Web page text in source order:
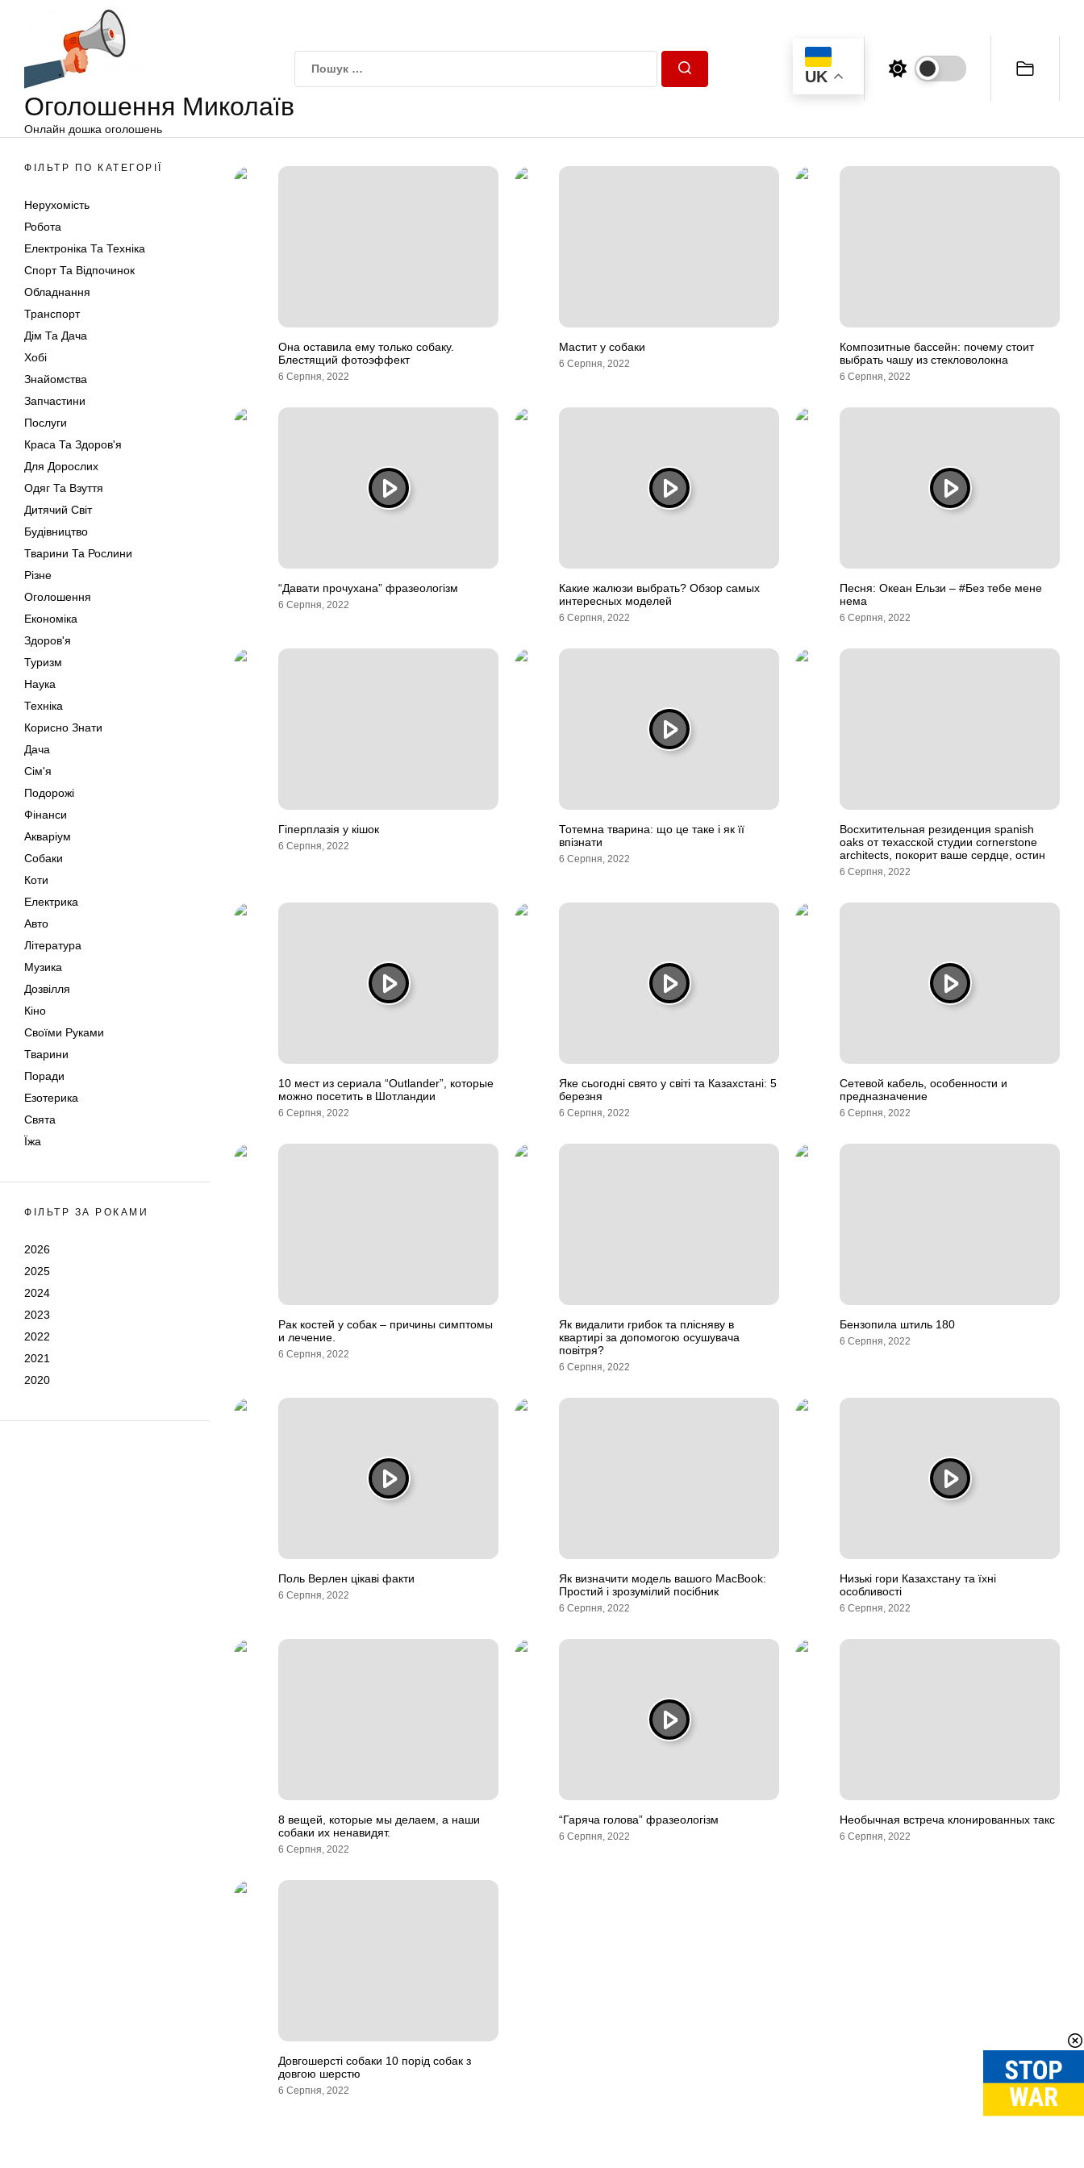
Оголошення Миколаїв
Онлайн дошка оголошень
UK
ФІЛЬТР ПО КАТЕГОРІЇ
Нерухомість
Робота
Електроніка Та Техніка
Спорт Та Відпочинок
Обладнання
Транспорт
Дім Та Дача
Хобі
Знайомства
Запчастини
Послуги
Краса Та Здоров'я
Для Дорослих
Одяг Та Взуття
Дитячий Світ
Будівництво
Тварини Та Рослини
Різне
Оголошення
Економіка
Здоров'я
Туризм
Наука
Техніка
Корисно Знати
Дача
Сім'я
Подорожі
Фінанси
Акваріум
Собаки
Коти
Електрика
Авто
Література
Музика
Дозвілля
Кіно
Своїми Руками
Тварини
Поради
Езотерика
Свята
Їжа
ФІЛЬТР ЗА РОКАМИ
2026
2025
2024
2023
2022
2021
2020
Она оставила ему только собаку.
Блестящий фотоэффект
6 Серпня, 2022
Мастит у собаки
6 Серпня, 2022
Композитные бассейн: почему стоит
выбрать чашу из стекловолокна
6 Серпня, 2022
“Давати прочухана” фразеологізм
6 Серпня, 2022
Какие жалюзи выбрать? Обзор самых
интересных моделей
6 Серпня, 2022
Песня: Океан Ельзи – #Без тебе мене
нема
6 Серпня, 2022
Гіперплазія у кішок
6 Серпня, 2022
Тотемна тварина: що це таке і як її
впізнати
6 Серпня, 2022
Восхитительная резиденция spanish
oaks от техасской студии cornerstone
architects, покорит ваше сердце, остин
6 Серпня, 2022
10 мест из сериала “Outlander”, которые
можно посетить в Шотландии
6 Серпня, 2022
Яке сьогодні свято у світі та Казахстані: 5
березня
6 Серпня, 2022
Сетевой кабель, особенности и
предназначение
6 Серпня, 2022
Рак костей у собак – причины симптомы
и лечение.
6 Серпня, 2022
Як видалити грибок та плісняву в
квартирі за допомогою осушувача
повітря?
6 Серпня, 2022
Бензопила штиль 180
6 Серпня, 2022
Поль Верлен цікаві факти
6 Серпня, 2022
Як визначити модель вашого MacBook:
Простий і зрозумілий посібник
6 Серпня, 2022
Низькі гори Казахстану та їхні
особливості
6 Серпня, 2022
8 вещей, которые мы делаем, а наши
собаки их ненавидят.
6 Серпня, 2022
“Гаряча голова” фразеологізм
6 Серпня, 2022
Необычная встреча клонированных такс
6 Серпня, 2022
Довгошерсті собаки 10 порід собак з
довгою шерстю
6 Серпня, 2022